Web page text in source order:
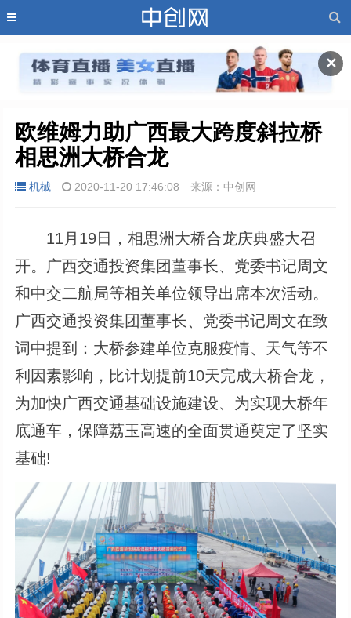
✕
欧维姆力助广西最大跨度斜拉桥
相思洲大桥合龙
机械 2020-11-20 17:46:08 来源：中创网
11月19日，相思洲大桥合龙庆典盛大召
开。广西交通投资集团董事长、党委书记周文
和中交二航局等相关单位领导出席本次活动。
广西交通投资集团董事长、党委书记周文在致
词中提到：大桥参建单位克服疫情、天气等不
利因素影响，比计划提前10天完成大桥合龙，
为加快广西交通基础设施建设、为实现大桥年
底通车，保障荔玉高速的全面贯通奠定了坚实
基础!